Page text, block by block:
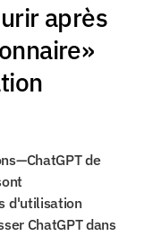
après
de
d'utilisation
ChatGPT dans